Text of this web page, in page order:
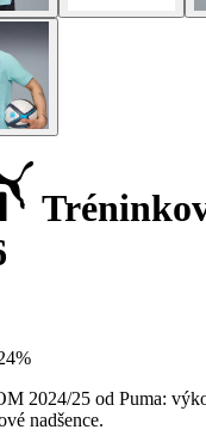
2024/25 od Puma:
nadšence.